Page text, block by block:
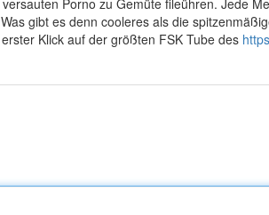
Porno zu Gemüte fileühren. Jede
gibt es denn cooleres als die
Klick auf der größten FSK Tube des